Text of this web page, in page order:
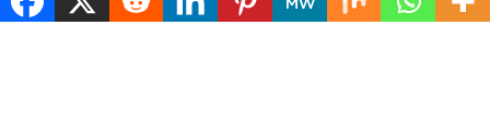
© 2026 Concept TODEKAVIWO. Tous droits réservés.